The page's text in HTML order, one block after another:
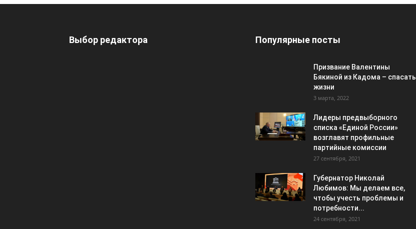
Выбор редактора Популярные посты
Призвание Валентины
Бякиной из Кадома – спасать
жизни
3 марта, 2022
Лидеры предвыборного
списка «Единой России»
возглавят профильные
партийные комиссии
27 сентября, 2021
Губернатор Николай
Любимов: Мы делаем все,
чтобы учесть проблемы и
потребности...
24 сентября, 2021